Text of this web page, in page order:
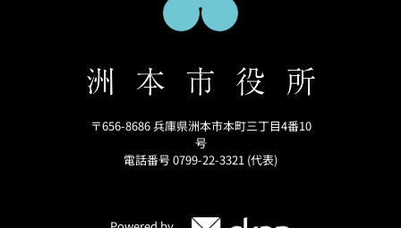
〒656-8686 兵庫県洲本市本町三丁目4番10
号
電話番号 0799-22-3321 (代表)